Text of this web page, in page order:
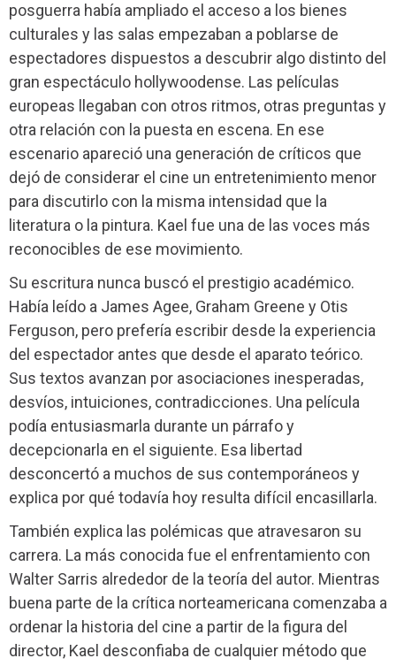
posguerra había ampliado el acceso a los bienes
culturales y las salas empezaban a poblarse de
espectadores dispuestos a descubrir algo distinto del
gran espectáculo hollywoodense. Las películas
europeas llegaban con otros ritmos, otras preguntas y
otra relación con la puesta en escena. En ese
escenario apareció una generación de críticos que
dejó de considerar el cine un entretenimiento menor
para discutirlo con la misma intensidad que la
literatura o la pintura. Kael fue una de las voces más
reconocibles de ese movimiento.
Su escritura nunca buscó el prestigio académico.
Había leído a James Agee, Graham Greene y Otis
Ferguson, pero prefería escribir desde la experiencia
del espectador antes que desde el aparato teórico.
Sus textos avanzan por asociaciones inesperadas,
desvíos, intuiciones, contradicciones. Una película
podía entusiasmarla durante un párrafo y
decepcionarla en el siguiente. Esa libertad
desconcertó a muchos de sus contemporáneos y
explica por qué todavía hoy resulta difícil encasillarla.
También explica las polémicas que atravesaron su
carrera. La más conocida fue el enfrentamiento con
Walter Sarris alrededor de la teoría del autor. Mientras
buena parte de la crítica norteamericana comenzaba a
ordenar la historia del cine a partir de la figura del
director, Kael desconfiaba de cualquier método que